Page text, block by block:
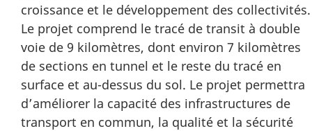
croissance et le développement des collectivités.
Le projet comprend le tracé de transit à double
voie de 9 kilomètres, dont environ 7 kilomètres
de sections en tunnel et le reste du tracé en
surface et au-dessus du sol. Le projet permettra
d’améliorer la capacité des infrastructures de
transport en commun, la qualité et la sécurité